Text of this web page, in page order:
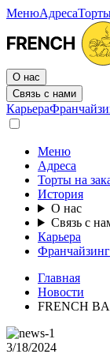
МенюАдреса
О нас
Связь с нами
Карьера
Меню
Адреса
Торты на
История
О нас
Связь с
Карьера
Франчайзинг
Главная
Новости
FRENCH
3/18/2024